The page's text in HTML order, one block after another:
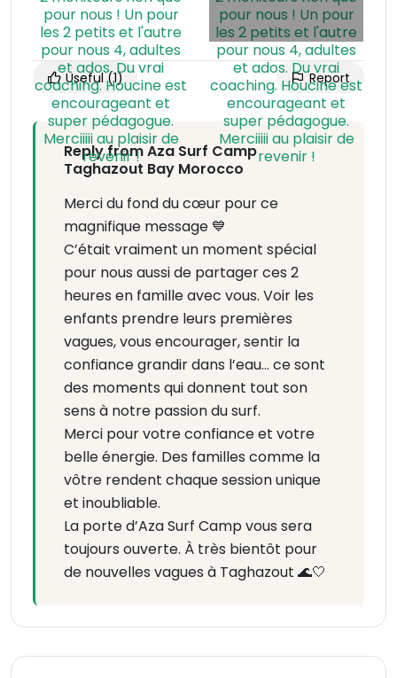
Useful(1) Report
Reply from Aza Surf Camp
Taghazout Bay Morocco
Merci du fond du cœur pour ce
magnifique message 💙
C’était vraiment un moment spécial
pour nous aussi de partager ces 2
heures en famille avec vous. Voir les
enfants prendre leurs premières
vagues, vous encourager, sentir la
confiance grandir dans l’eau… ce sont
des moments qui donnent tout son
sens à notre passion du surf.
Merci pour votre confiance et votre
belle énergie. Des familles comme la
vôtre rendent chaque session unique
et inoubliable.
La porte d’Aza Surf Camp vous sera
toujours ouverte. À très bientôt pour
de nouvelles vagues à Taghazout 🌊🤍